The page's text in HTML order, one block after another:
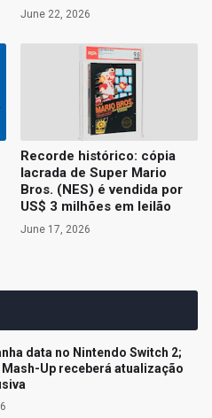
June 22, 2026
Recorde histórico: cópia
lacrada de Super Mario
Bros. (NES) é vendida por
US$ 3 milhões em leilão
June 17, 2026
data no Nintendo Switch 2;
Up receberá atualização